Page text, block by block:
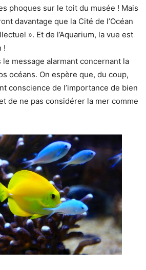
phoques sur le toit du musée ! Mais
davantage que la Cité de l’Océan
». Et de l’Aquarium, la vue est
!
le message alarmant concernant la
océans. On espère que, du coup,
conscience de l’importance de bien
de ne pas considérer la mer comme